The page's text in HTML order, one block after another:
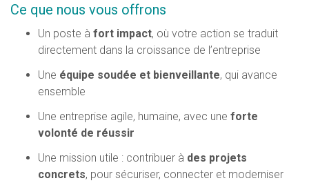
Ce que nous vous offrons
Un poste à fort impact, où votre action se traduit
directement dans la croissance de l’entreprise
Une équipe soudée et bienveillante, qui avance
ensemble
Une entreprise agile, humaine, avec une forte
volonté de réussir
Une mission utile : contribuer à des projets
concrets, pour sécuriser, connecter et moderniser